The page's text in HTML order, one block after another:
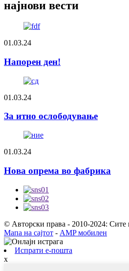
најнови вести
01.03.24
Напорен ден!
01.03.24
За итно ослободување
01.03.24
Нова опрема во фабрика
© Авторски права - 2010-2024: Сите
Мапа на сајтот - AMP мобилен
Испрати е-пошта
x